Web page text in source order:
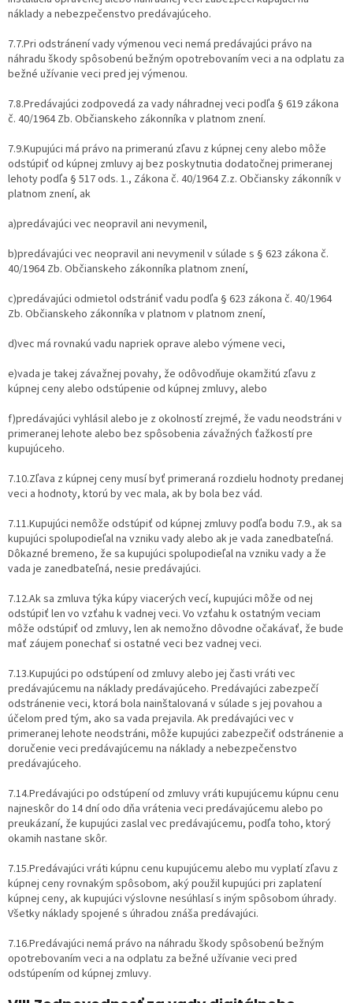
náklady a nebezpečenstvo predávajúceho.
7.7.Pri odstránení vady výmenou veci nemá predávajúci právo na
náhradu škody spôsobenú bežným opotrebovaním veci a na odplatu za
bežné užívanie veci pred jej výmenou.
7.8.Predávajúci zodpovedá za vady náhradnej veci podľa § 619 zákona
č. 40/1964 Zb. Občianskeho zákonníka v platnom znení.
7.9.Kupujúci má právo na primeranú zľavu z kúpnej ceny alebo môže
odstúpiť od kúpnej zmluvy aj bez poskytnutia dodatočnej primeranej
lehoty podľa § 517 ods. 1., Zákona č. 40/1964 Z.z. Občiansky zákonník v
platnom znení, ak
a)predávajúci vec neopravil ani nevymenil,
b)predávajúci vec neopravil ani nevymenil v súlade s § 623 zákona č.
40/1964 Zb. Občianskeho zákonníka platnom znení,
c)predávajúci odmietol odstrániť vadu podľa § 623 zákona č. 40/1964
Zb. Občianskeho zákonníka v platnom v platnom znení,
d)vec má rovnakú vadu napriek oprave alebo výmene veci,
e)vada je takej závažnej povahy, že odôvodňuje okamžitú zľavu z
kúpnej ceny alebo odstúpenie od kúpnej zmluvy, alebo
f)predávajúci vyhlásil alebo je z okolností zrejmé, že vadu neodstráni v
primeranej lehote alebo bez spôsobenia závažných ťažkostí pre
kupujúceho.
7.10.Zľava z kúpnej ceny musí byť primeraná rozdielu hodnoty predanej
veci a hodnoty, ktorú by vec mala, ak by bola bez vád.
7.11.Kupujúci nemôže odstúpiť od kúpnej zmluvy podľa bodu 7.9., ak sa
kupujúci spolupodieľal na vzniku vady alebo ak je vada zanedbateľná.
Dôkazné bremeno, že sa kupujúci spolupodieľal na vzniku vady a že
vada je zanedbateľná, nesie predávajúci.
7.12.Ak sa zmluva týka kúpy viacerých vecí, kupujúci môže od nej
odstúpiť len vo vzťahu k vadnej veci. Vo vzťahu k ostatným veciam
môže odstúpiť od zmluvy, len ak nemožno dôvodne očakávať, že bude
mať záujem ponechať si ostatné veci bez vadnej veci.
7.13.Kupujúci po odstúpení od zmluvy alebo jej časti vráti vec
predávajúcemu na náklady predávajúceho. Predávajúci zabezpečí
odstránenie veci, ktorá bola nainštalovaná v súlade s jej povahou a
účelom pred tým, ako sa vada prejavila. Ak predávajúci vec v
primeranej lehote neodstráni, môže kupujúci zabezpečiť odstránenie a
doručenie veci predávajúcemu na náklady a nebezpečenstvo
predávajúceho.
7.14.Predávajúci po odstúpení od zmluvy vráti kupujúcemu kúpnu cenu
najneskôr do 14 dní odo dňa vrátenia veci predávajúcemu alebo po
preukázaní, že kupujúci zaslal vec predávajúcemu, podľa toho, ktorý
okamih nastane skôr.
7.15.Predávajúci vráti kúpnu cenu kupujúcemu alebo mu vyplatí zľavu z
kúpnej ceny rovnakým spôsobom, aký použil kupujúci pri zaplatení
kúpnej ceny, ak kupujúci výslovne nesúhlasí s iným spôsobom úhrady.
Všetky náklady spojené s úhradou znáša predávajúci.
7.16.Predávajúci nemá právo na náhradu škody spôsobenú bežným
opotrebovaním veci a na odplatu za bežné užívanie veci pred
odstúpením od kúpnej zmluvy.